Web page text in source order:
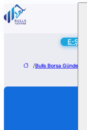
E-Şube
/Bulls Borsa Gündem